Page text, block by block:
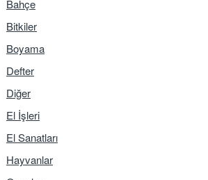
Bahçe
Bitkiler
Boyama
Defter
Diğer
El İşleri
El Sanatları
Hayvanlar